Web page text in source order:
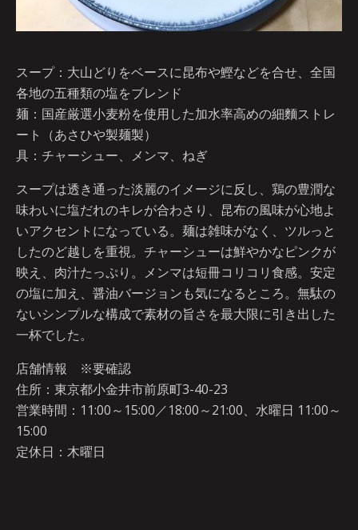
スープ：大山どりをベースに昆布や鰹などを合せ、全国
各地の五種類の塩をブレンド
麺：国産厳選小麦粉を使用した加水率高めの細麵ストレ
ート（あさひや製麺製）
具：チャーシュー、メンマ、ねぎ
スープは透き通った淡麗のイメージに反し、鶏の豊潤な
味わいに塩だれのキレが合わさり、昆布の風味が心地よ
いアクセントになっている。麺は雑味がなく、ツルっと
したのど越しを重視。チャーシューは鮮やかなピンクが
映え、肉汁たっぷり。メンマは短冊コリコリ食感。安定
の塩に加え、醤油バージョンも気になるところ。無駄の
ないシンプルな構成で素材の旨さを最大限に引き出した
一杯でした。
店舗情報 ※要確認
住所：東京都小金井市前原町3-40-23
営業時間：11:00～15:00／18:00～21:00、水曜日 11:00～
15:00
定休日：木曜日